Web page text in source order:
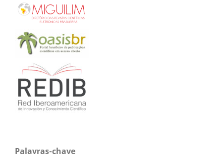
Palavras-chave